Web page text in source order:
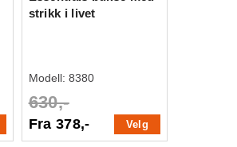
strikk i livet
Modell: 8380
630,-
Fra 378,- Velg